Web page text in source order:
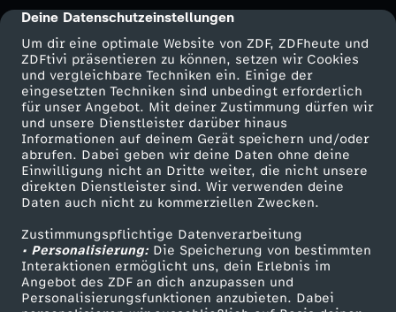
cmp-dialog-description
Deine Datenschutzeinstellungen
Um dir eine optimale Website von ZDF, ZDFheute und
ZDFtivi präsentieren zu können, setzen wir Cookies
und vergleichbare Techniken ein. Einige der
eingesetzten Techniken sind unbedingt erforderlich
für unser Angebot. Mit deiner Zustimmung dürfen wir
und unsere Dienstleister darüber hinaus
Informationen auf deinem Gerät speichern und/oder
abrufen. Dabei geben wir deine Daten ohne deine
Einwilligung nicht an Dritte weiter, die nicht unsere
direkten Dienstleister sind. Wir verwenden deine
Daten auch nicht zu kommerziellen Zwecken.
Zustimmungspflichtige Datenverarbeitung
• Personalisierung:Die Speicherung von bestimmten
Interaktionen ermöglicht uns, dein Erlebnis im
Angebot des ZDF an dich anzupassen und
Personalisierungsfunktionen anzubieten. Dabei
n
d
i
c
h
d
e
Mehr ZDF
ZDF-Apps
Smart TV
ZDFtext
Livestreams
Sendungen A-Z
TV-Programm
Service
ZDFmitreden
Kontakt zum ZDF
Tickets
Zuschauerservice
Hilfe